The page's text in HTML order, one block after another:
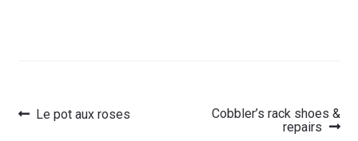
Navigation
Article
précédent :
Le pot aux roses
Article
Cobbler’s rack shoes &
repairs